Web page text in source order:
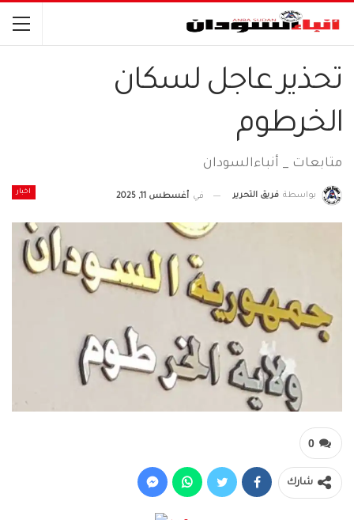
تحذير عاجل لسكان
الخرطوم
متابعات _ أنباءالسودان
اخبار بواسطة فريق التحرير في أغسطس 11, 2025
0
شارك